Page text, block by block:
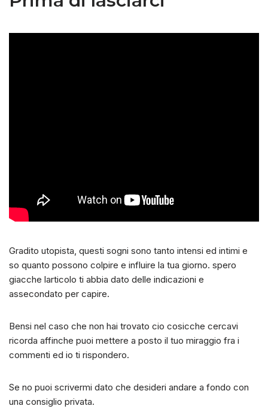
Gradito utopista, questi sogni sono tanto intensi ed intimi e
so quanto possono colpire e influire la tua giorno. spero
giacche larticolo ti abbia dato delle indicazioni e
assecondato per capire.
Bensi nel caso che non hai trovato cio cosicche cercavi
ricorda affinche puoi mettere a posto il tuo miraggio fra i
commenti ed io ti rispondero.
Se no puoi scrivermi dato che desideri andare a fondo con
una consiglio privata.